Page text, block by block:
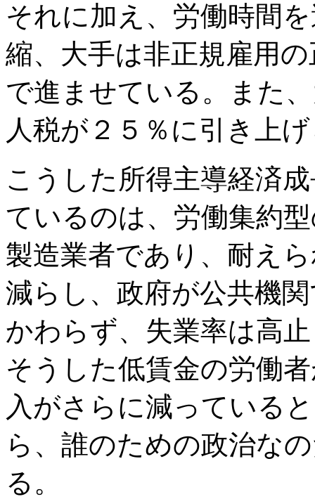
それに加え、労働時間
縮、大手は非正規雇用
で進ませている。また
人税が２５％に引き上
こうした所得主導経済
ているのは、労働集約
製造業者であり、耐え
減らし、政府が公共機
かわらず、失業率は高
そうした低賃金の労働
入がさらに減っている
ら、誰のための政治な
る。